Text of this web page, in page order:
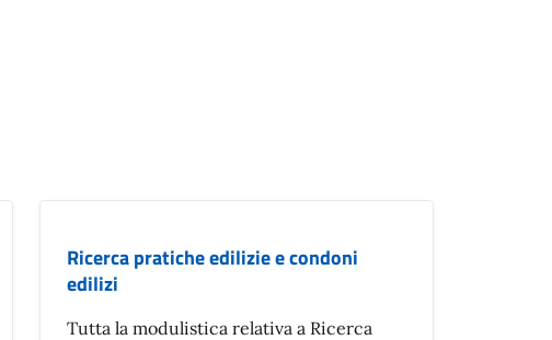
Ricerca pratiche edilizie e condoni
edilizi
Tutta la modulistica relativa a Ricerca